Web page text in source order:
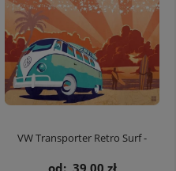
VW Transporter Retro Surf -
plakat